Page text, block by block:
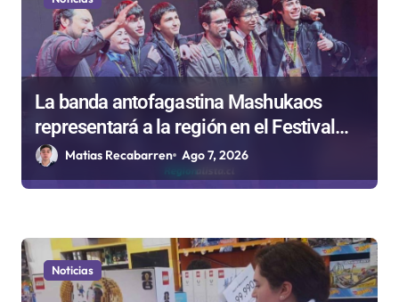
La banda antofagastina Mashukaos
representará a la región en el Festival
Rockódromo de Valparaíso
Matias Recabarren Ago 7, 2026
Noticias